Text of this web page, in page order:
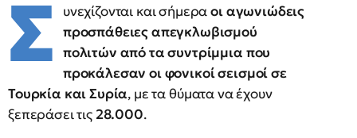
Σ υνεχίζονται και σήμεραοι αγωνιώδεις
προσπάθειες απεγκλωβισμού
πολιτών από τα συντρίμμια που
προκάλεσαν οι φονικοί σεισμοί σε
Τουρκία και Συρία, με τα θύματα να έχουν
ξεπεράσει τις 28.000.